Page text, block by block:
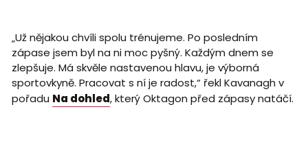
„Už nějakou chvíli spolu trénujeme. Po posledním
zápase jsem byl na ni moc pyšný. Každým dnem se
zlepšuje. Má skvěle nastavenou hlavu, je výborná
sportovkyně. Pracovat s ní je radost,“ řekl Kavanagh v
pořadu Na dohled, který Oktagon před zápasy natáčí.